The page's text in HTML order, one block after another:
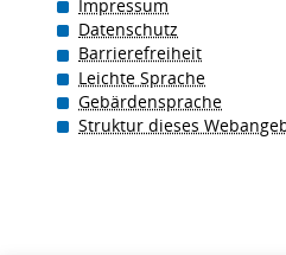
Impressum
Datenschutz
Barrierefreiheit
Leichte Sprache
Gebärdensprache
Struktur dieses